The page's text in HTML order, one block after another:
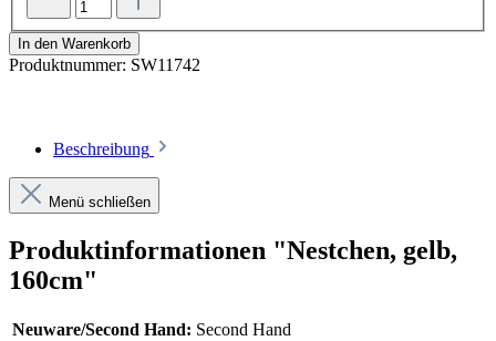
In den Warenkorb
Produktnummer: SW11742
Beschreibung
Menü schließen
Produktinformationen "Nestchen, gelb,
160cm"
Neuware/Second Hand: Second Hand